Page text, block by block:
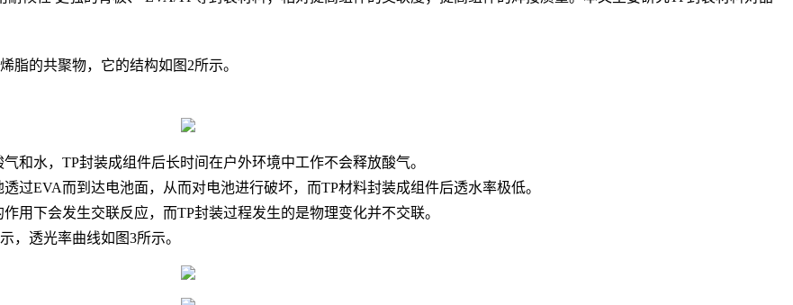
脂的共聚物，它的结构如图2所示。
和水，TP封装成组件后长时间在户外环境中工作不会释放酸气。
过EVA而到达电池面，从而对电池进行破坏，而TP材料封装成组件后透水率极低。
用下会发生交联反应，而TP封装过程发生的是物理变化并不交联。
，透光率曲线如图3所示。